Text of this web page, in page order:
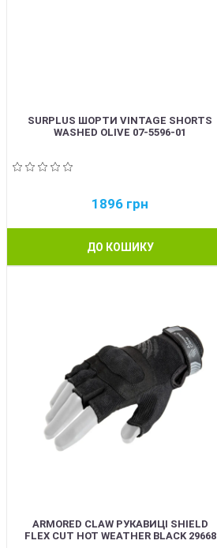
SURPLUS ШОРТИ VINTAGE SHORTS
WASHED OLIVE 07-5596-01
1896 грн
ДО КОШИКУ
ARMORED CLAW РУКАВИЦІ SHIELD
FLEX CUT HOT WEATHER BLACK 29668